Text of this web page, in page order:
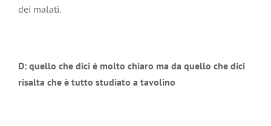
dei malati.
D: quello che dici è molto chiaro ma da quello che dici
risalta che è tutto studiato a tavolino